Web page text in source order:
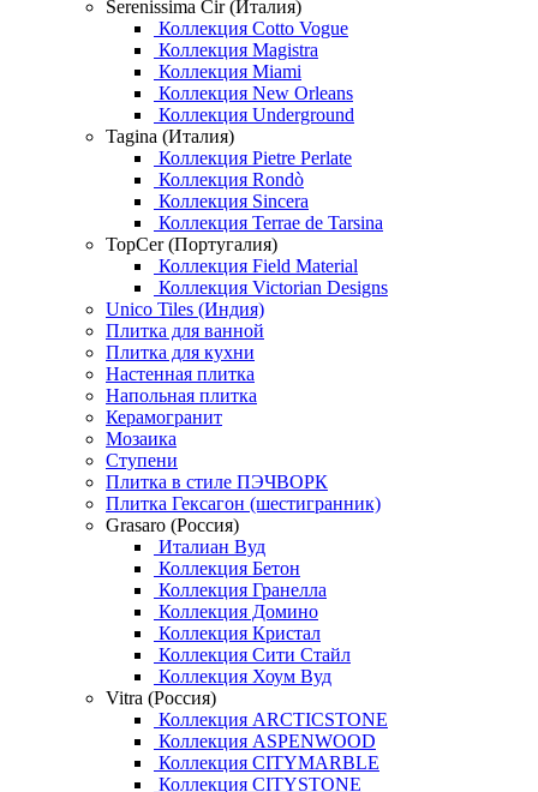
Serenissima Cir (Италия)
Коллекция Cotto Vogue
Коллекция Magistra
Коллекция Miami
Коллекция New Orleans
Коллекция Underground
Tagina (Италия)
Коллекция Pietre Perlate
Коллекция Rondò
Коллекция Sincera
Коллекция Terrae de Tarsina
TopCer (Португалия)
Коллекция Field Material
Коллекция Victorian Designs
Unico Tiles (Индия)
Плитка для ванной
Плитка для кухни
Настенная плитка
Напольная плитка
Керамогранит
Мозаика
Ступени
Плитка в стиле ПЭЧВОРК
Плитка Гексагон (шестигранник)
Grasaro (Россия)
Италиан Вуд
Коллекция Бетон
Коллекция Гранелла
Коллекция Домино
Коллекция Кристал
Коллекция Сити Стайл
Коллекция Хоум Вуд
Vitra (Россия)
Коллекция ARCTICSTONE
Коллекция ASPENWOOD
Коллекция CITYMARBLE
Коллекция CITYSTONE